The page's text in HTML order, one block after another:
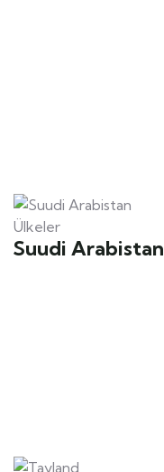
Ülkeler
Suudi Arabistan